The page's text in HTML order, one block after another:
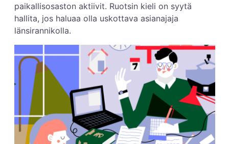
paikallisosaston aktiivit. Ruotsin kieli on syytä
hallita, jos haluaa olla uskottava asianajaja
länsirannikolla.